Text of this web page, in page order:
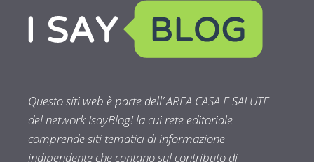
Questo siti web è parte dell’ AREA CASA E SALUTE
del network IsayBlog! la cui rete editoriale
comprende siti tematici di informazione
indipendente che contano sul contributo di